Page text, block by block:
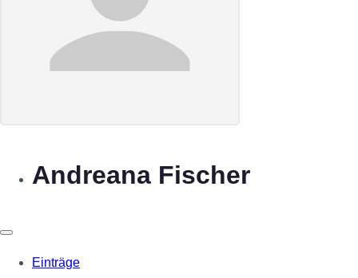
Andreana Fischer
Einträge